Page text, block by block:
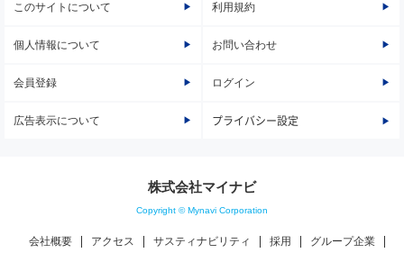
このサイトについて 利用規約
個人情報について お問い合わせ
会員登録 ログイン
広告表示について プライバシー設定
株式会社マイナビ
Copyright © Mynavi Corporation
会社概要 アクセス サスティナビリティ 採用 グループ企業